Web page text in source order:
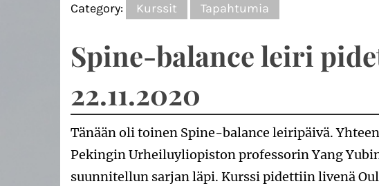
Category: Kurssit Tapahtumia
Spine-balance leiri
22.11.2020
Tänään oli toinen Spine-balance leiripäivä.
Pekingin Urheiluyliopiston professorin Yang
suunnitellun sarjan läpi. Kurssi pidettiin livenä